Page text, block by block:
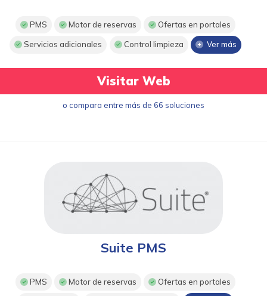
PMS Motor de reservas Ofertas en portales
Servicios adicionales Control limpieza Ver más
Visitar Web
o compara entre más de 66 soluciones
Suite PMS
PMS Motor de reservas Ofertas en portales